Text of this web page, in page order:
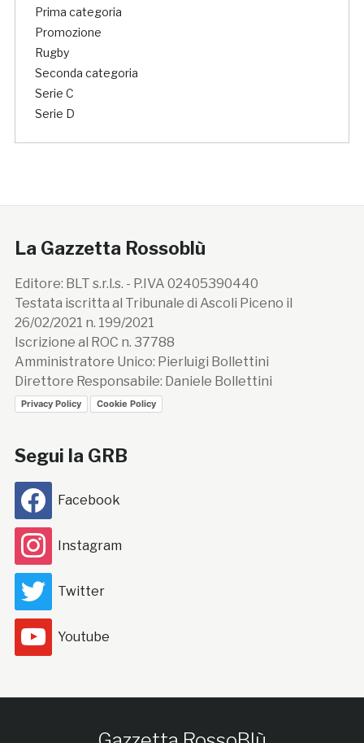
Prima categoria
Promozione
Rugby
Seconda categoria
Serie C
Serie D
La Gazzetta Rossoblù
Editore: BLT s.r.l.s. - P.IVA 02405390440
Testata iscritta al Tribunale di Ascoli Piceno il
26/02/2021 n. 199/2021
Iscrizione al ROC n. 37788
Amministratore Unico: Pierluigi Bollettini
Direttore Responsabile: Daniele Bollettini
Privacy Policy Cookie Policy
Segui la GRB
Facebook
Instagram
Twitter
Youtube